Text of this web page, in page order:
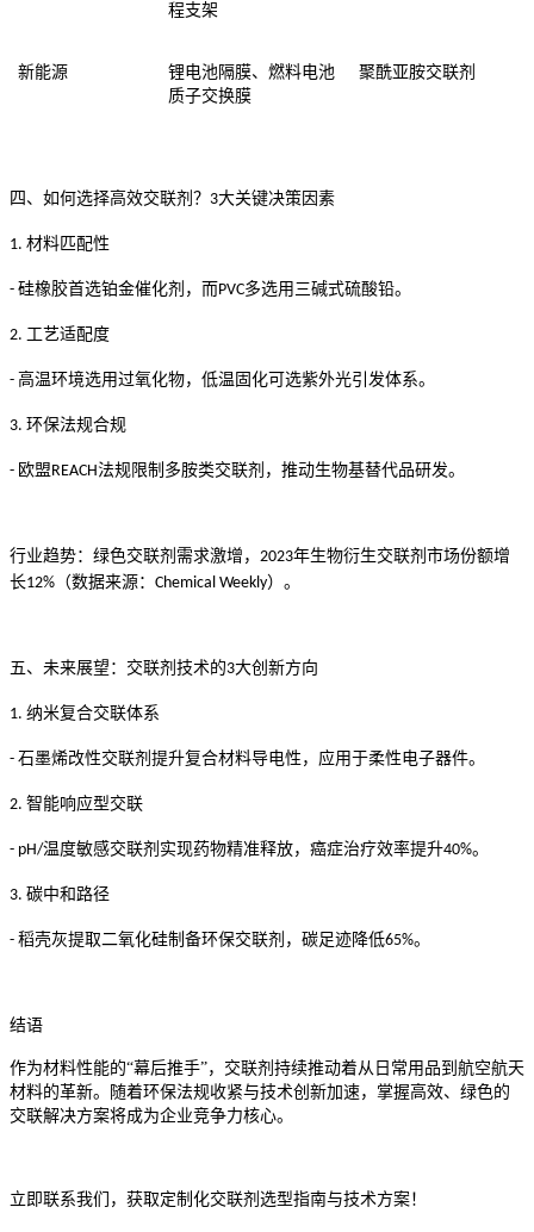
程支架
新能源
锂电池隔膜、燃料电池
质子交换膜
聚酰亚胺交联剂
四、如何选择高效交联剂？ 3大关键决策因素
1. 材料匹配性
- 硅橡胶首选铂金催化剂，而PVC多选用三碱式硫酸铅。
2. 工艺适配度
- 高温环境选用过氧化物，低温固化可选紫外光引发体系。
3. 环保法规合规
- 欧盟REACH法规限制多胺类交联剂，推动生物基替代品研发。
行业趋势：绿色交联剂需求激增， 2023年生物衍生交联剂市场份额增
长12% （数据来源： Chemical Weekly）。
五、未来展望：交联剂技术的3大创新方向
1. 纳米复合交联体系
- 石墨烯改性交联剂提升复合材料导电性，应用于柔性电子器件。
2. 智能响应型交联
- pH/温度敏感交联剂实现药物精准释放，癌症治疗效率提升40%。
3. 碳中和路径
- 稻壳灰提取二氧化硅制备环保交联剂，碳足迹降低65%。
结语
作为材料性能的“幕后推手”，交联剂持续推动着从日常用品到航空航天
材料的革新。随着环保法规收紧与技术创新加速，掌握高效、绿色的
交联解决方案将成为企业竞争力核心。
立即联系我们，获取定制化交联剂选型指南与技术方案！